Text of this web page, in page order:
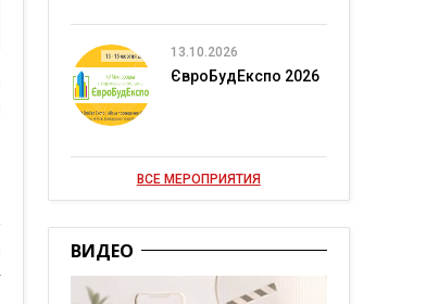
13.10.2026
ЄвроБудЕкспо 2026
ВСЕ МЕРОПРИЯТИЯ
ВИДЕО